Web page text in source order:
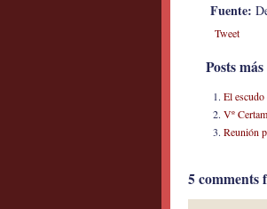
Fuente:
Tweet
Posts
El
Vº
Reunión
5 comments